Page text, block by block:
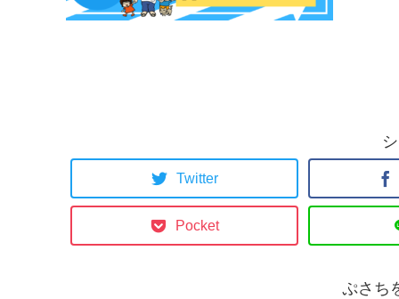
Twitter
Pocket
ぷさち